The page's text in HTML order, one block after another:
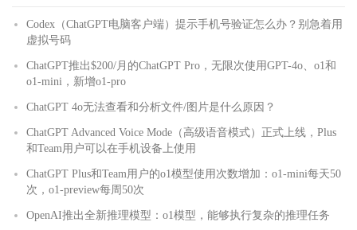
Codex（ChatGPT电脑客户端）提示手机号验证怎么办？别急着用
虚拟号码
ChatGPT推出$200/月的ChatGPT Pro，无限次使用GPT-4o、o1和
o1-mini，新增o1-pro
ChatGPT 4o无法查看和分析文件/图片是什么原因？
ChatGPT Advanced Voice Mode（高级语音模式）正式上线，Plus
和Team用户可以在手机设备上使用
ChatGPT Plus和Team用户的o1模型使用次数增加：o1-mini每天50
次，o1-preview每周50次
OpenAI推出全新推理模型：o1模型，能够执行复杂的推理任务